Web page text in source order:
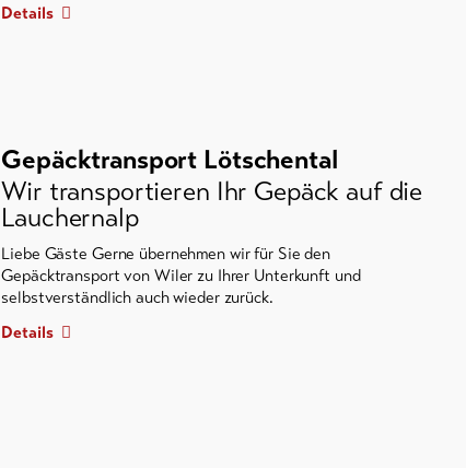
Details
Gepäcktransport Lötschental
Wir transportieren Ihr Gepäck auf die
Lauchernalp
Liebe Gäste Gerne übernehmen wir für Sie den
Gepäcktransport von Wiler zu Ihrer Unterkunft und
selbstverständlich auch wieder zurück.
Details